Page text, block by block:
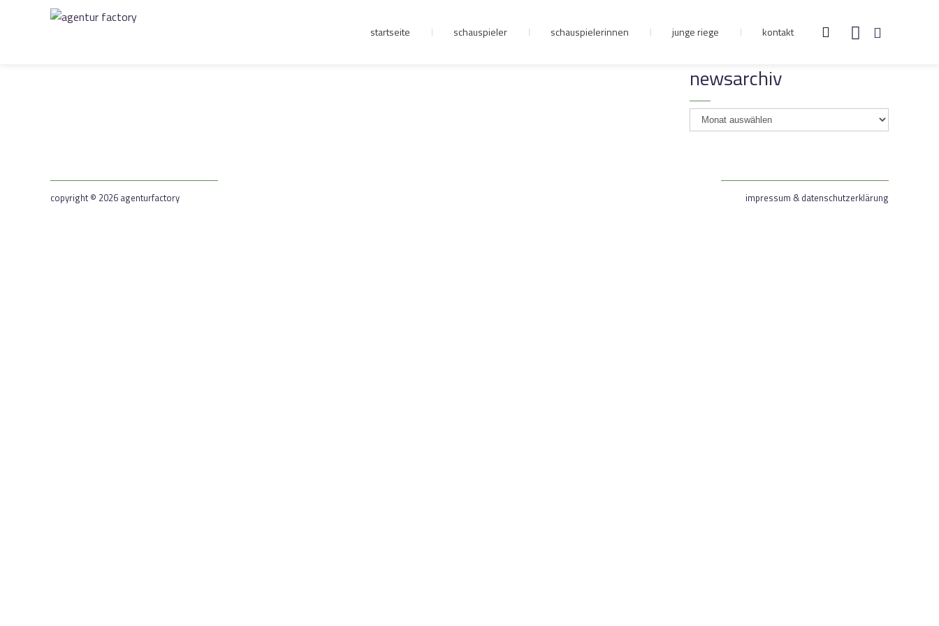
junge riege
startseite schauspieler schauspielerinnen junge riege kontakt
newsarchiv
newsarchiv
copyright © 2026 agenturfactory impressum & datenschutzerklärung